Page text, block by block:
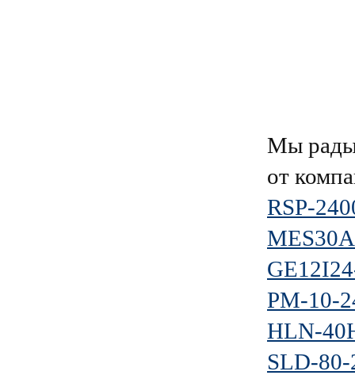
Мы рады
от
RSP-
PM-10-
HLN-
SLD-80-